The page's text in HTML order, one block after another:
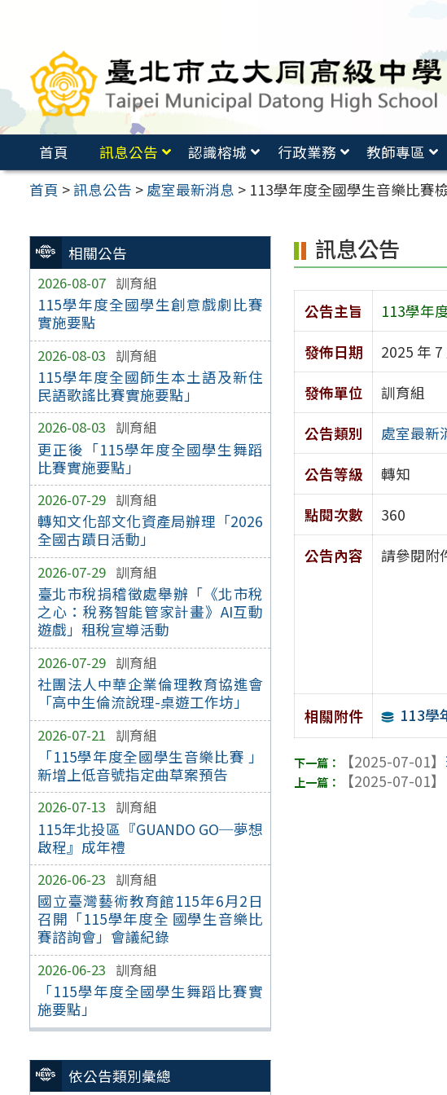
要
容
首頁 訊息公告 認識榕城 行政業務 教師專區
首頁 >訊息公告 > 處室最新消息 > 113學年度全國學生音樂比賽
相關公告
2026-08-07 訓育組
115學年度全國學生創意戲劇比賽
實施要點
2026-08-03 訓育組
115學年度全國師生本土語及新住
民語歌謠比賽實施要點」
2026-08-03 訓育組
更正後「115學年度全國學生舞蹈
比賽實施要點」
2026-07-29 訓育組
轉知文化部文化資產局辦理「2026
全國古蹟日活動」
2026-07-29 訓育組
臺北市稅捐稽徵處舉辦「《北市稅
之心：稅務智能管家計畫》AI互動
遊戲」租稅宣導活動
2026-07-29 訓育組
社團法人中華企業倫理教育協進會
「高中生倫流說理-桌遊工作坊」
2026-07-21 訓育組
「115學年度全國學生音樂比賽 」
新增上低音號指定曲草案預告
2026-07-13 訓育組
115年北投區『GUANDO GO─夢想
啟程』成年禮
2026-06-23 訓育組
國立臺灣藝術教育館115年6月2日
召開「115學年度全 國學生音樂比
賽諮詢會」會議紀錄
2026-06-23 訓育組
「115學年度全國學生舞蹈比賽實
施要點」
依公告類別彙總
訊息公告
公告主旨
113學年
發佈日期
2025 年 7
發佈單位
訓育組
公告類別
處室最新
公告等級
轉知
點閱次數
360
公告內容
請參閱附
相關附件 113學
【2025-07-01】
【2025-07-01】